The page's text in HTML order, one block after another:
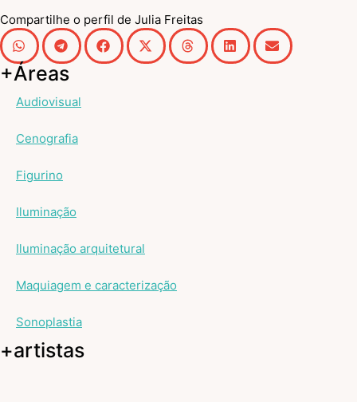
Compartilhe o perfil de Julia Freitas
+Áreas
Audiovisual
Cenografia
Figurino
Iluminação
Iluminação arquitetural
Maquiagem e caracterização
Sonoplastia
+artistas